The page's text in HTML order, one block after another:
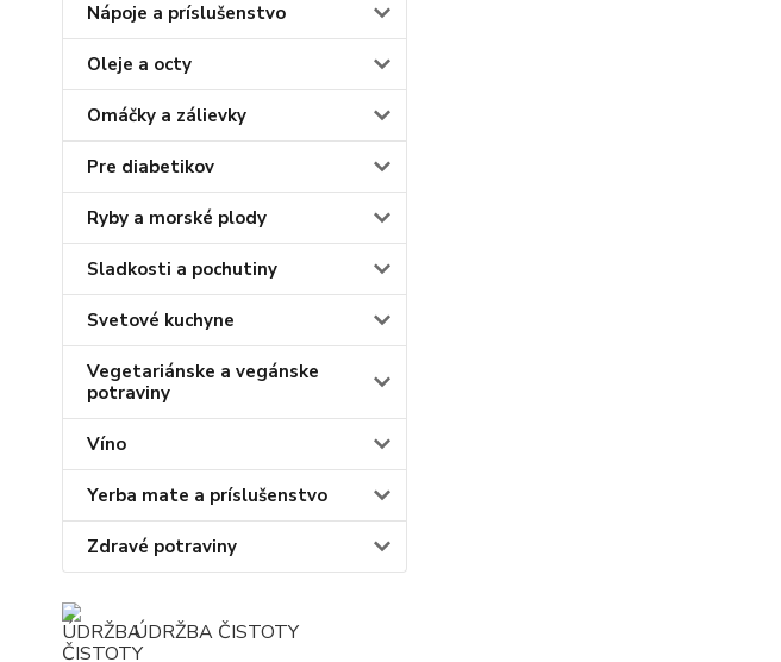
Nápoje a príslušenstvo
Oleje a octy
Omáčky a zálievky
Pre diabetikov
Ryby a morské plody
Sladkosti a pochutiny
Svetové kuchyne
Vegetariánske a vegánske
potraviny
Víno
Yerba mate a príslušenstvo
Zdravé potraviny
ÚDRŽBA ČISTOTY